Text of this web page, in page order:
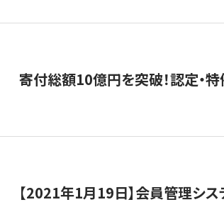
寄付総額10億円を突破！認定・
【2021年1月19日】会員管理シ